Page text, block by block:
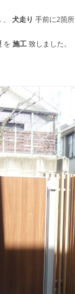
犬走り 手前に2箇所
を 施工 致しました。